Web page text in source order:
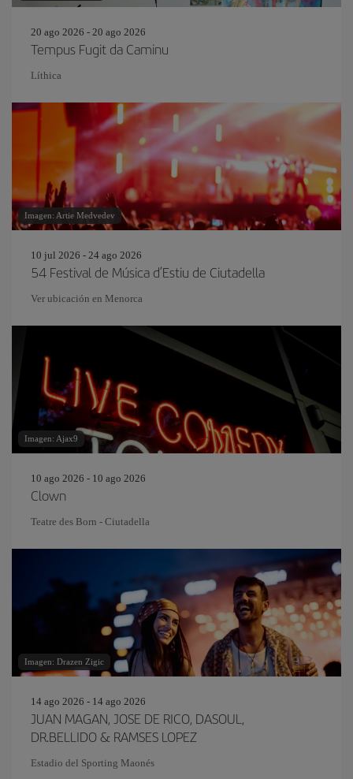
20 ago 2026 - 20 ago 2026
Tempus Fugit da Caminu
Líthica
Imagen: Artie Medvedev
10 jul 2026 - 24 ago 2026
54 Festival de Música d’Estiu de Ciutadella
Ver ubicación en Menorca
Imagen: Ajax9
10 ago 2026 - 10 ago 2026
Clown
Teatre des Born - Ciutadella
Imagen: Drazen Zigic
14 ago 2026 - 14 ago 2026
JUAN MAGAN, JOSE DE RICO, DASOUL,
DR.BELLIDO & RAMSES LOPEZ
Estadio del Sporting Maonés